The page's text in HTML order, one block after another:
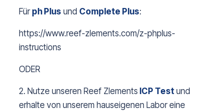
Für ph Plus und Complete Plus:
https://www.reef-zlements.com/z-phplus-
instructions
ODER
2. Nutze unseren Reef Zlements ICP Test und
erhalte von unserem hauseigenen Labor eine